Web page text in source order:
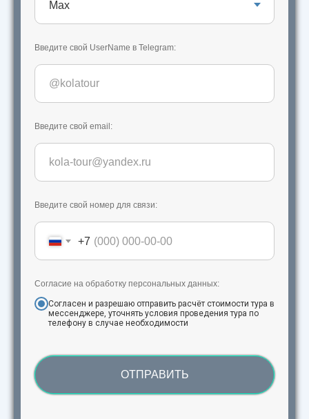
Введите свой UserName в Telegram:
Введите свой email:
Введите свой номер для связи:
+7
Согласие на обработку персональных данных:
Согласен и разрешаю отправить расчёт стоимости тура в
мессенджере, уточнять условия проведения тура по
телефону в случае необходимости
ОТПРАВИТЬ